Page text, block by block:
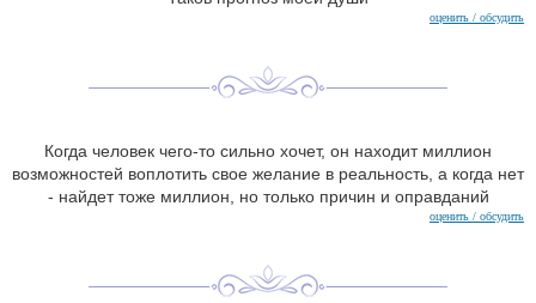
оценить / обсудить
Когда человек чего-то сильно хочет, он находит миллион
возможностей воплотить свое желание в реальность, а когда нет
- найдет тоже миллион, но только причин и оправданий
оценить / обсудить